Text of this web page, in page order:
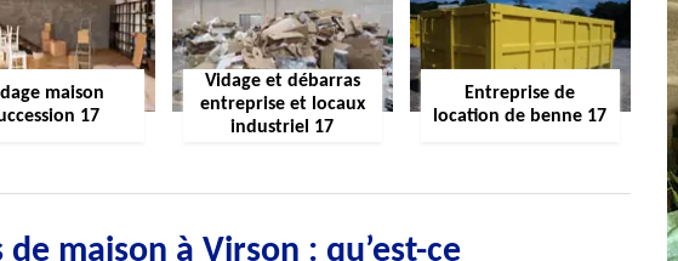
maison
17
Vidage et débarras
entreprise et locaux
industriel 17
Entreprise de
location de benne 17
de maison à Virson : qu’est-ce